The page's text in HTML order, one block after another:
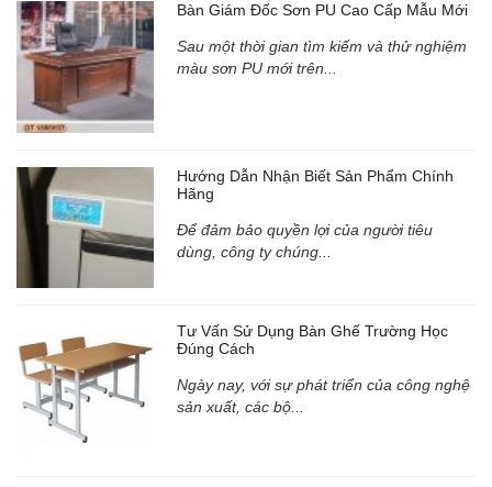
Bàn Giám Đốc Sơn PU Cao Cấp Mẫu Mới
Sau một thời gian tìm kiếm và thử nghiệm
màu sơn PU mới trên...
Hướng Dẫn Nhận Biết Sản Phẩm Chính
Hãng
Để đảm bảo quyền lợi của người tiêu
dùng, công ty chúng...
Tư Vấn Sử Dụng Bàn Ghế Trường Học
Đúng Cách
Ngày nay, với sự phát triển của công nghệ
sản xuất, các bộ...